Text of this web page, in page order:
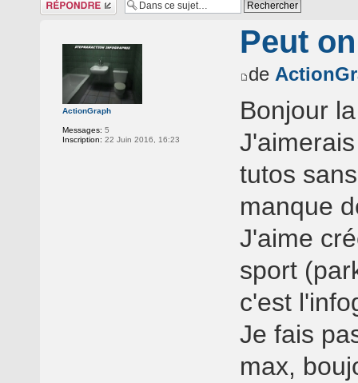
ActionGraph
Messages: 5
Inscription: 22 Juin 2016, 16:23
Peut
de
Bonjour
tutos
manque
J'aime
sport
c'est
Je fais
max,